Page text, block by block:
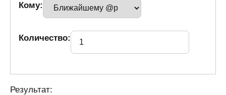
Кому:
Количество:
Результат: